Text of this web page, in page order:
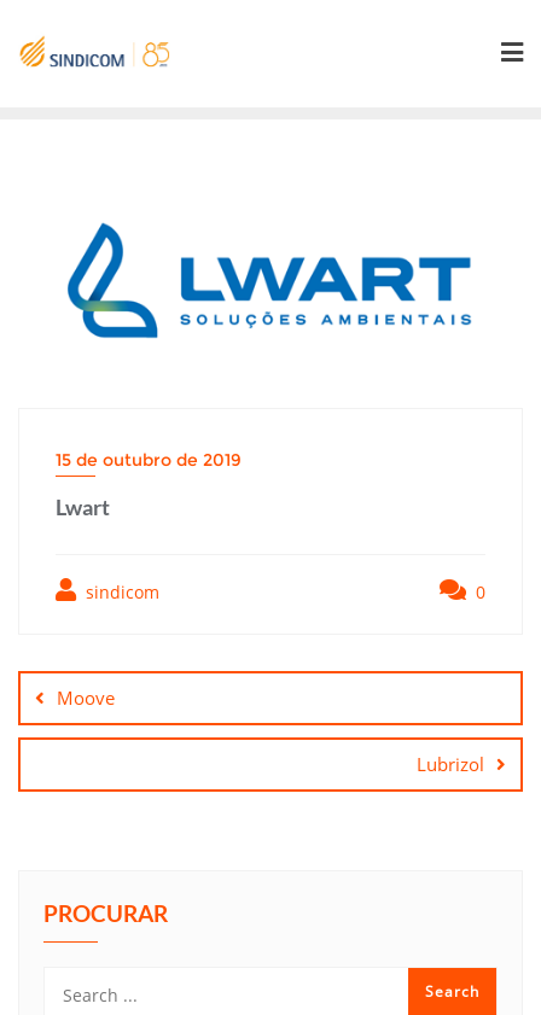
content
15 de outubro de 2019
Lwart
sindicom 0
de
PostMoove
Lubrizol
PROCURAR